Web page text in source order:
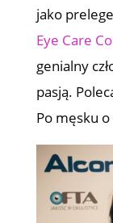
jako
Eye Care
genialny
pasją.
Po męsku